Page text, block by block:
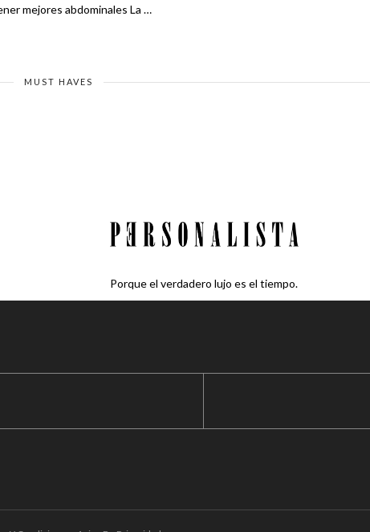
Samsung o Sharp. Te recomendamos - 6 secretos para tener mejores abdominales La …
MUST HAVES
Porque el verdadero lujo es el tiempo.